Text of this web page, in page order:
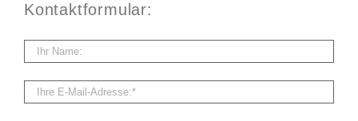
Kontaktformular: